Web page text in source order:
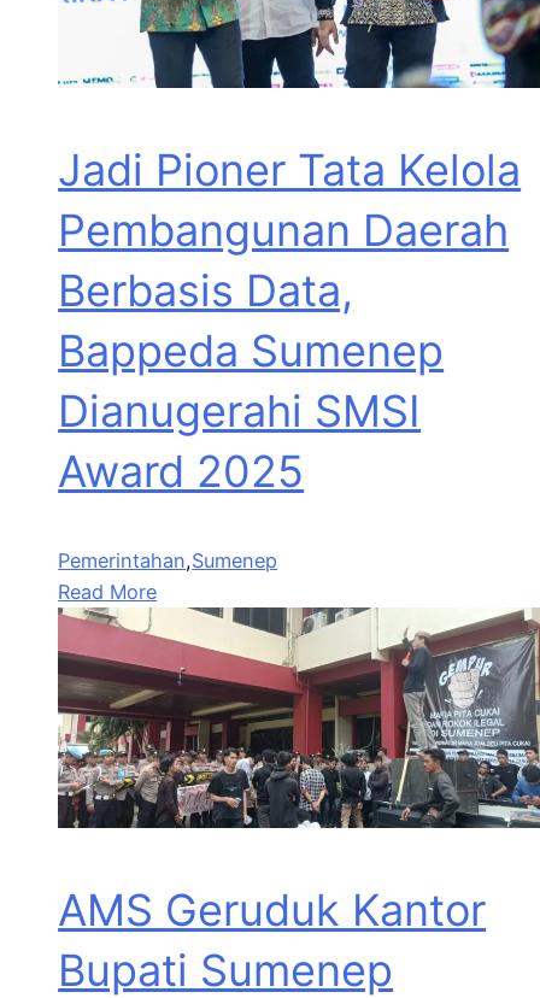
Jadi Pioner Tata Kelola
Pembangunan Daerah
Berbasis Data,
Bappeda Sumenep
Dianugerahi SMSI
Award 2025
Pemerintahan,Sumenep
Read More
AMS Geruduk Kantor
Bupati Sumenep